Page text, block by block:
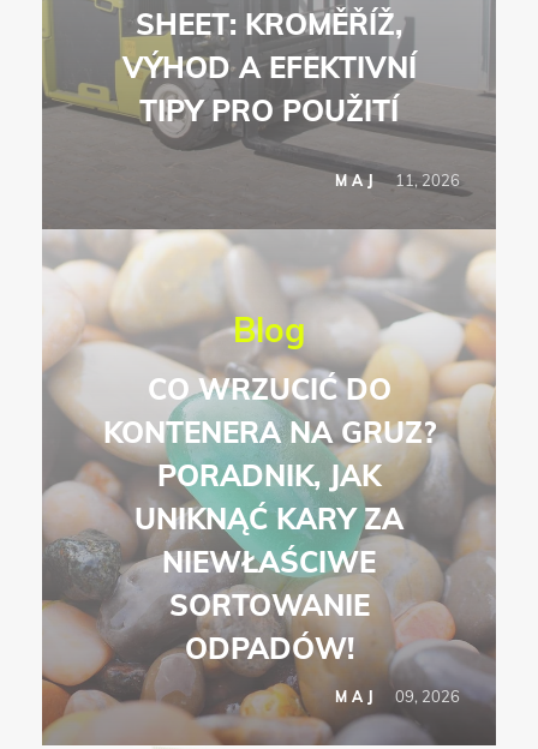
SHEET: KROMĚŘÍŽ,
VÝHOD A EFEKTIVNÍ
TIPY PRO POUŽITÍ
MAJ 11, 2026
Blog
CO WRZUCIĆ DO
KONTENERA NA GRUZ?
PORADNIK, JAK
UNIKNĄĆ KARY ZA
NIEWŁAŚCIWE
SORTOWANIE
ODPADÓW!
MAJ 09, 2026